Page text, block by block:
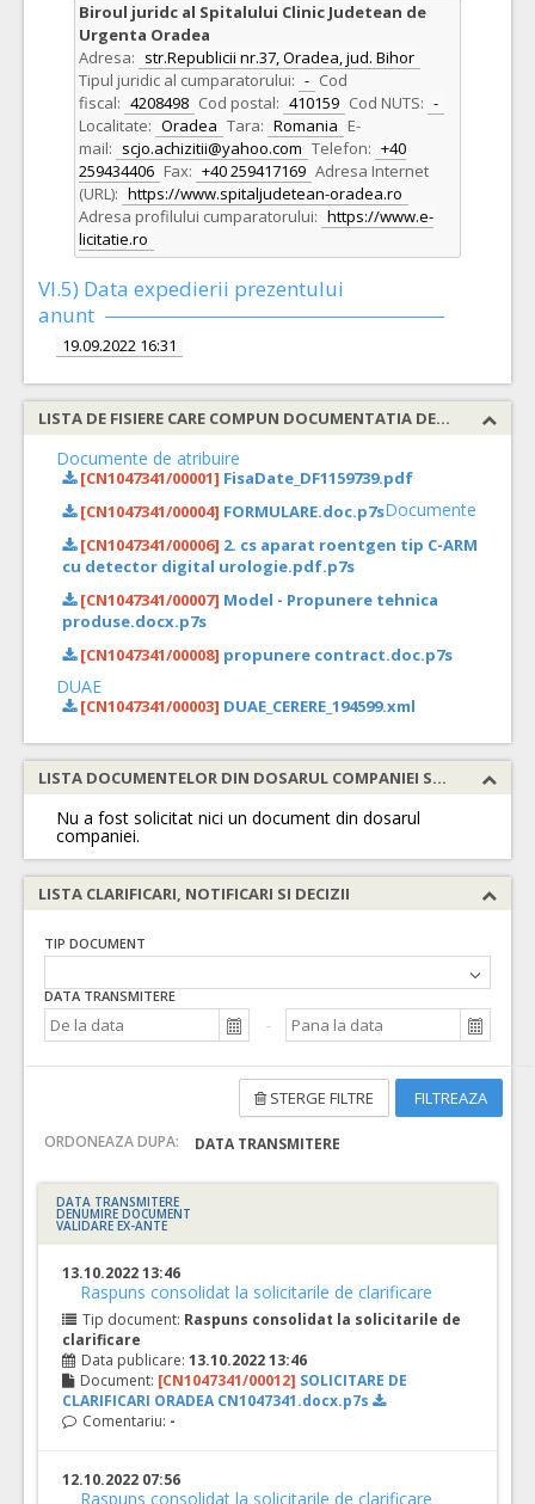
Biroul juridc al Spitalului Clinic Judetean de
Urgenta Oradea
Adresa: str.Republicii nr.37, Oradea, jud. Bihor
Tipul juridic al cumparatorului: - Cod
fiscal: 4208498 Cod postal: 410159 Cod NUTS: -
Localitate: Oradea Tara: Romania E-
mail: scjo.achizitii@yahoo.com Telefon: +40
259434406 Fax: +40 259417169 Adresa Internet
(URL): https://www.spitaljudetean-oradea.ro
Adresa profilului cumparatorului: https://www.e-
licitatie.ro
VI.5) Data expedierii prezentului
anunt
19.09.2022 16:31
LISTA DE FISIERE CARE COMPUN DOCUMENTATIA DE ATRIBUIRE
Documente de atribuire
[CN1047341/00001] FisaDate_DF1159739.pdf
[CN1047341/00004] FORMULARE.doc.p7s
[CN1047341/00006] 2. cs aparat roentgen tip C-ARM
cu detector digital urologie.pdf.p7s
[CN1047341/00007] Model - Propunere tehnica
produse.docx.p7s
[CN1047341/00008] propunere contract.doc.p7s
Documente
DUAE
[CN1047341/00003] DUAE_CERERE_194599.xml
LISTA DOCUMENTELOR DIN DOSARUL COMPANIEI SOLICITATE
Nu a fost solicitat nici un document din dosarul
companiei.
LISTA CLARIFICARI, NOTIFICARI SI DECIZII
TIP DOCUMENT
DATA TRANSMITERE
FILTREAZA
STERGE FILTRE
ORDONEAZA DUPA: DATA TRANSMITERE
DATA TRANSMITERE
DENUMIRE DOCUMENT
VALIDARE EX-ANTE
13.10.2022 13:46
Raspuns consolidat la solicitarile de clarificare
Tip document: Raspuns consolidat la solicitarile de
clarificare
Data publicare: 13.10.2022 13:46
Document: [CN1047341/00012] SOLICITARE DE
CLARIFICARI ORADEA CN1047341.docx.p7s
Comentariu: -
12.10.2022 07:56
Raspuns consolidat la solicitarile de clarificare